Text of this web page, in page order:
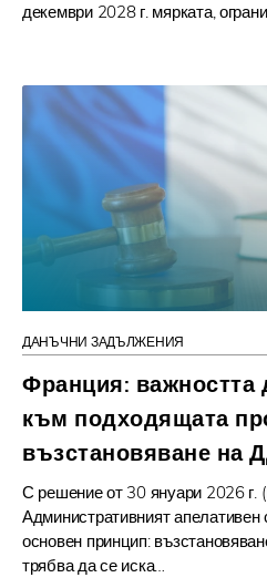
декември 2028 г. мярката,
ДАНЪЧНИ ЗАДЪЛЖЕНИЯ
Франция: важността
към подходящата
възстановяване на
С решение от 30 януари 2026
Административният
основен принцип:
трябва да се иска…